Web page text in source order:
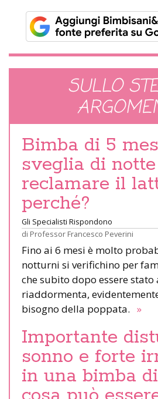
SULLO
Bimba di 5
sveglia di
reclamare il
perché?
Gli Specialisti Rispondono
di Professor Francesco Peverini
Fino ai 6 mesi è molto
notturni si verifichino per
che subito dopo essere
riaddormenta,
bisogno della poppata. »
Importante
sonno e forte
in una bimba